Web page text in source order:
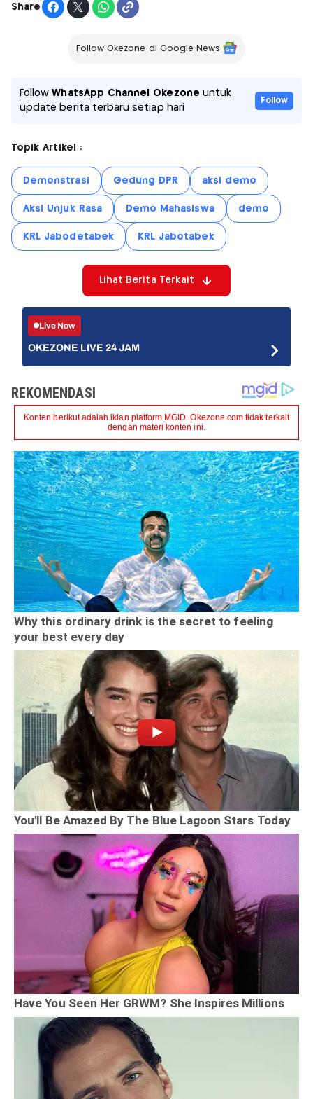
Share
Follow Okezone di Google News
FollowWhatsApp Channel Okezone untuk
update berita terbaru setiap hari
Follow
Topik Artikel :
Demonstrasi Gedung DPR aksi demo
Aksi Unjuk Rasa Demo Mahasiswa demo
KRL Jabodetabek KRL Jabotabek
Lihat Berita Terkait
Live Now
OKEZONE LIVE 24 JAM